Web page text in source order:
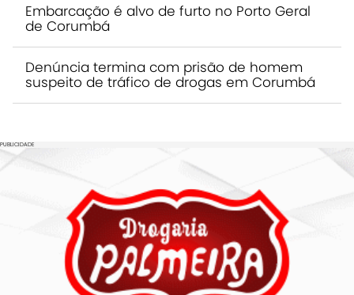
Embarcação é alvo de furto no Porto Geral
de Corumbá
Denúncia termina com prisão de homem
suspeito de tráfico de drogas em Corumbá
PUBLICIDADE